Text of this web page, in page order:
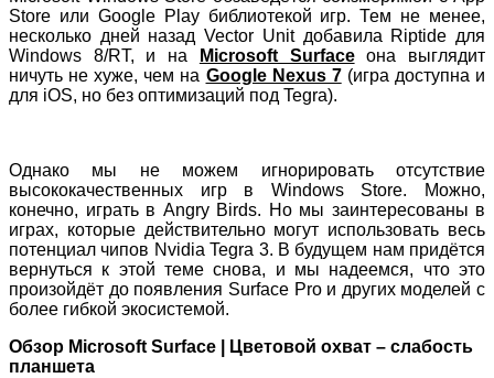
Store или Google Play библиотекой игр. Тем не менее,
несколько дней назад Vector Unit добавила Riptide для
Windows 8/RT, и на
Microsoft Surfaceона выглядит
ничуть не хуже, чем на Google Nexus 7(игра доступна и
для iOS, но без оптимизаций под Tegra).
Однако мы не можем игнорировать отсутствие
высококачественных игр в Windows Store. Можно,
конечно, играть в Angry Birds. Но мы заинтересованы в
играх, которые действительно могут использовать весь
потенциал чипов Nvidia Tegra 3. В будущем нам придётся
вернуться к этой теме снова, и мы надеемся, что это
произойдёт до появления Surface Pro и других моделей с
более гибкой экосистемой.
Обзор Microsoft Surface | Цветовой охват – слабость
планшета